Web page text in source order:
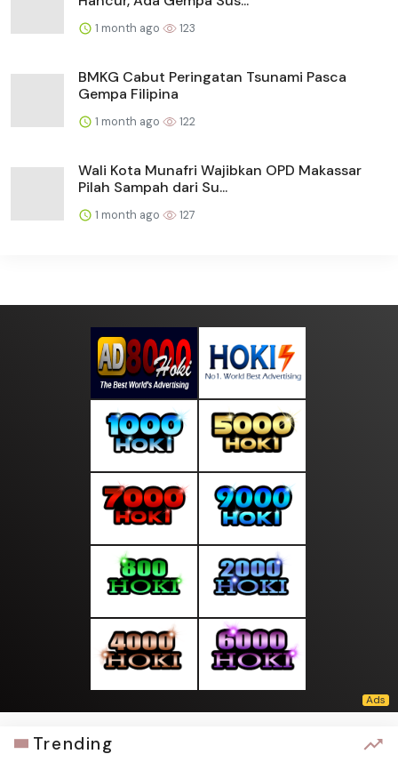
1 month ago 123
BMKG Cabut Peringatan Tsunami Pasca
Gempa Filipina
1 month ago 122
Wali Kota Munafri Wajibkan OPD Makassar
Pilah Sampah dari Su...
1 month ago 127
Trending